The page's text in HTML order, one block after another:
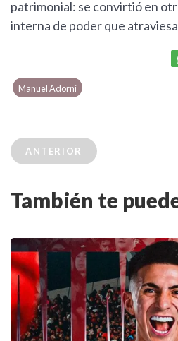
patrimonial: se convirtió en
interna de poder que
Manuel Adorni
ANTERIOR
También te